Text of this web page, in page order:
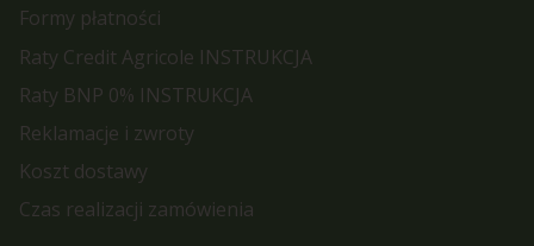
Formy płatności
Raty Credit Agricole INSTRUKCJA
Raty BNP 0% INSTRUKCJA
Reklamacje i zwroty
Koszt dostawy
Czas realizacji zamówienia